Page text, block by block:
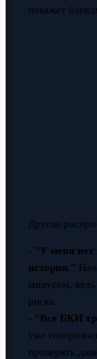
покажет
Другие
- "У меня нет
история."
минусом, ведь
риска.
- "Все БКИ
уже
проверять